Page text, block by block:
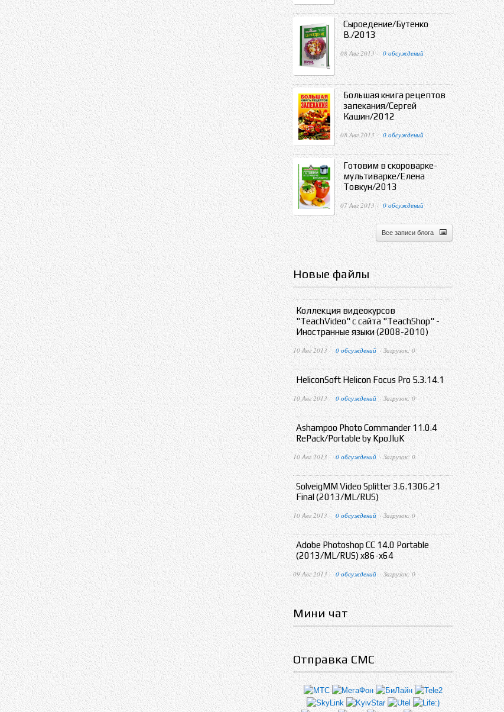
Сыроедение/Бутенко
В./2013
08 Авг 2013 · 0 обсуждений
Большая книга рецептов
запекания/Сергей
Кашин/2012
08 Авг 2013 · 0 обсуждений
Готовим в скороварке-
мультиварке/Елена
Товкун/2013
07 Авг 2013 · 0 обсуждений
Все записи блога
Новые файлы
Коллекция видеокурсов
"TeachVideo" с сайта "TeachShop" -
Иностранные языки (2008-2010)
10 Авг 2013 · 0 обсуждений · Загрузок: 0
HeliconSoft Helicon Focus Pro 5.3.14.1
10 Авг 2013 · 0 обсуждений · Загрузок: 0
Ashampoo Photo Commander 11.0.4
RePack/Portable by KpoJIuK
10 Авг 2013 · 0 обсуждений · Загрузок: 0
SolveigMM Video Splitter 3.6.1306.21
Final (2013/ML/RUS)
10 Авг 2013 · 0 обсуждений · Загрузок: 0
Adobe Photoshop CC 14.0 Portable
(2013/ML/RUS) x86-x64
09 Авг 2013 · 0 обсуждений · Загрузок: 0
Мини чат
Отправка СМС